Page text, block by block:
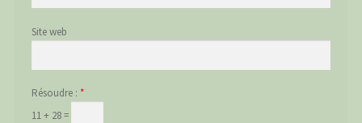
Site web
Résoudre : *
11 + 28 =